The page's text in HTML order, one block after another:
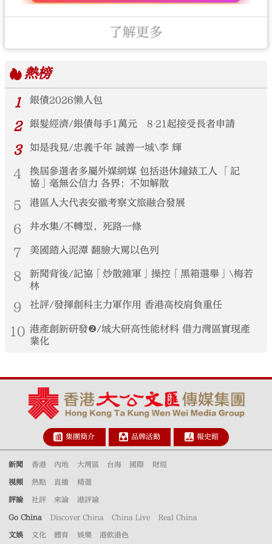
了解更多
熱榜
1
銀債2026懶人包
2 銀髮經濟/銀債每手1萬元 8‧21起接受長者申請
3 如是我見/忠義千年 誠善一城\李 輝
4
換屆參選者多屬外媒網媒 包括退休鐘錶工人 「記
協」毫無公信力 各界：不如解散
5 港區人大代表安徽考察文旅融合發展
6 井水集/不轉型，死路一條
7 美國踏入泥潭 翻臉大罵以色列
8
新聞背後/記協「炒散雜軍」操控「黑箱選舉」\梅若
林
9 社評/發揮創科主力軍作用 香港高校肩負重任
10 港產創新研發❷/城大研高性能材料 借力灣區實現產
業化
集團簡介 品牌活動 報史館
新聞 香港 內地 大灣區 台海 國際 財經
視頻 熱點 直播 精選
評論 社評 來論 港評論
Go China Discover China China Live Real China
文娛 文化 體育 娛樂 港飲港色